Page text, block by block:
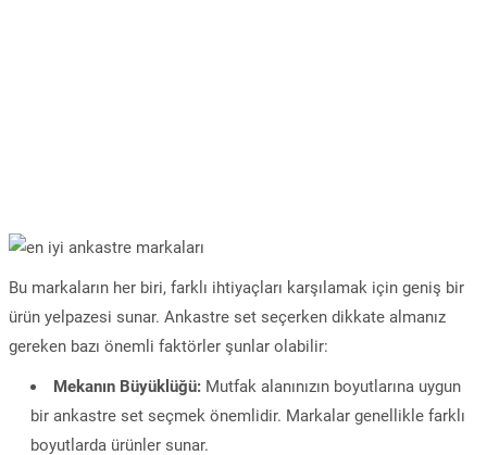
Bu markaların her biri, farklı ihtiyaçları karşılamak için geniş bir
ürün yelpazesi sunar. Ankastre set seçerken dikkate almanız
gereken bazı önemli faktörler şunlar olabilir:
Mekanın Büyüklüğü: Mutfak alanınızın boyutlarına uygun
bir ankastre set seçmek önemlidir. Markalar genellikle farklı
boyutlarda ürünler sunar.